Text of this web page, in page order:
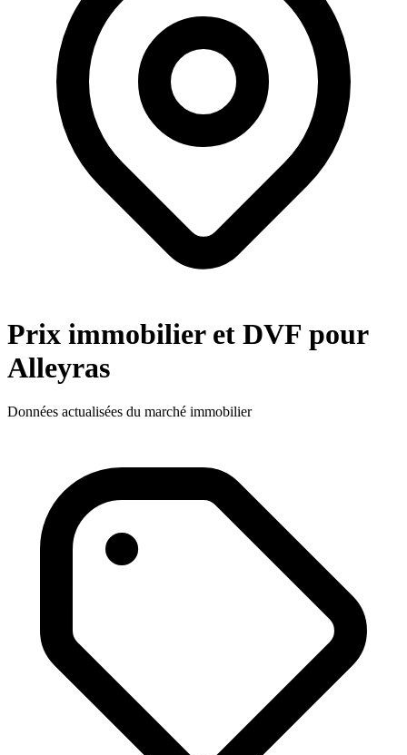
Prix immobilier et DVF pour
Alleyras
Données actualisées du marché immobilier